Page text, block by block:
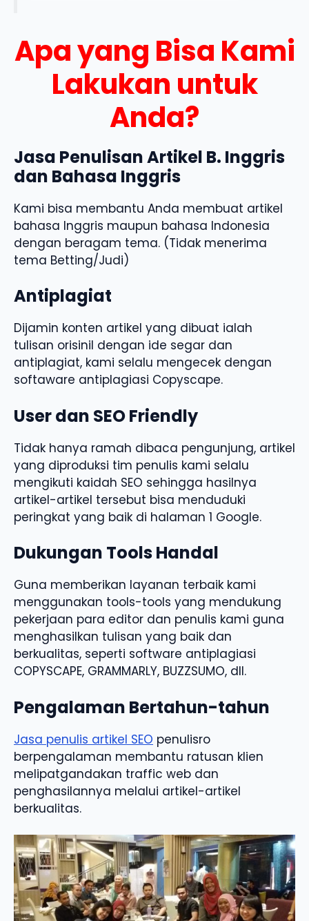
Apa yang Bisa Kami
Lakukan untuk
Anda?
Jasa Penulisan Artikel B. Inggris
dan Bahasa Inggris
Kami bisa membantu Anda membuat artikel
bahasa Inggris maupun bahasa Indonesia
dengan beragam tema. (Tidak menerima
tema Betting/Judi)
Antiplagiat
Dijamin konten artikel yang dibuat ialah
tulisan orisinil dengan ide segar dan
antiplagiat, kami selalu mengecek dengan
softaware antiplagiasi Copyscape.
User dan SEO Friendly
Tidak hanya ramah dibaca pengunjung, artikel
yang diproduksi tim penulis kami selalu
mengikuti kaidah SEO sehingga hasilnya
artikel-artikel tersebut bisa menduduki
peringkat yang baik di halaman 1 Google.
Dukungan Tools Handal
Guna memberikan layanan terbaik kami
menggunakan tools-tools yang mendukung
pekerjaan para editor dan penulis kami guna
menghasilkan tulisan yang baik dan
berkualitas, seperti software antiplagiasi
COPYSCAPE, GRAMMARLY, BUZZSUMO, dll.
Pengalaman Bertahun-tahun
Jasa penulis artikel SEO penulisro
berpengalaman membantu ratusan klien
melipatgandakan traffic web dan
penghasilannya melalui artikel-artikel
berkualitas.